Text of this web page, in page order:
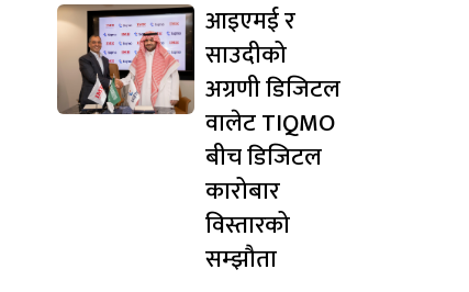
आइएमई र
साउदीको
अग्रणी डिजिटल
वालेट TIQMO
बीच डिजिटल
कारोबार
विस्तारको
सम्झौता